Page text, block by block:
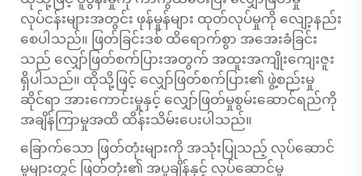
လုပ်ငန်းများအတွင်း ဖုန်မှုန်များ ထုတ်လုပ်မှုကို လျော့နည်း
စေပါသည်။ ဖြတ်ခြင်းဒစ် ထိရောက်စွာ အအေးခံခြင်း
သည် လျှော်ဖြတ်စက်ပြားအတွက် အထူးအကျိုးကျေးဇူး
ရှိပါသည်။ ထိုသို့ဖြင့် လျှော်ဖြတ်စက်ပြား၏ ဖွဲ့စည်းမှု
ဆိုင်ရာ အားကောင်းမှုနှင့် လျှော်ဖြတ်မှုစွမ်းဆောင်ရည်ကို
အချိန်ကြာမှုအထိ ထိန်းသိမ်းပေးပါသည်။
ခြောက်သော ဖြတ်တုံးများကို အသုံးပြုသည့် လုပ်ဆောင်
မှုများတွင် ဖြတ်တုံး၏ အပူချိန်နှင့် လုပ်ဆောင်မှု